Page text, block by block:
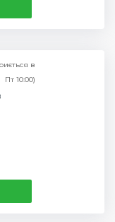
в
Пт 10:00)